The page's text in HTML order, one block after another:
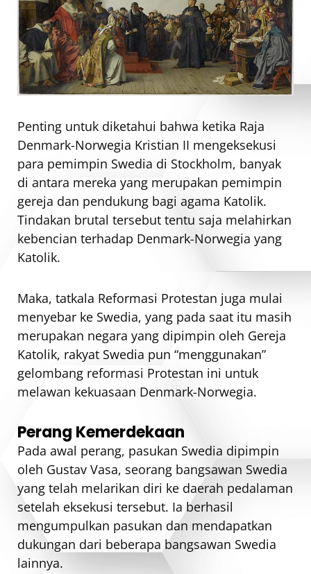
Penting untuk diketahui bahwa ketika Raja
Denmark-Norwegia Kristian II mengeksekusi
para pemimpin Swedia di Stockholm, banyak
di antara mereka yang merupakan pemimpin
gereja dan pendukung bagi agama Katolik.
Tindakan brutal tersebut tentu saja melahirkan
kebencian terhadap Denmark-Norwegia yang
Katolik.
Maka, tatkala Reformasi Protestan juga mulai
menyebar ke Swedia, yang pada saat itu masih
merupakan negara yang dipimpin oleh Gereja
Katolik, rakyat Swedia pun “menggunakan”
gelombang reformasi Protestan ini untuk
melawan kekuasaan Denmark-Norwegia.
Perang Kemerdekaan
Pada awal perang, pasukan Swedia dipimpin
oleh Gustav Vasa, seorang bangsawan Swedia
yang telah melarikan diri ke daerah pedalaman
setelah eksekusi tersebut. Ia berhasil
mengumpulkan pasukan dan mendapatkan
dukungan dari beberapa bangsawan Swedia
lainnya.